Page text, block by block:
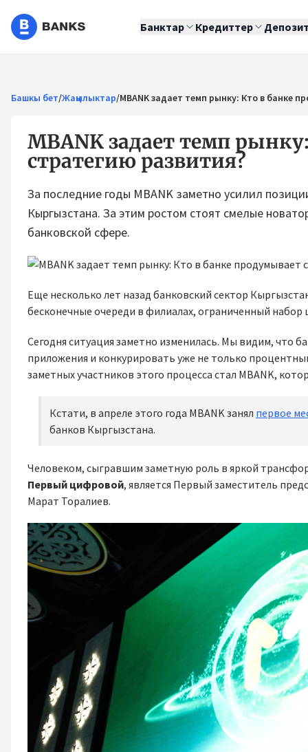
Банктар Кредиттер
Башкы бет/Жаңылыктар/MBANK задает темп рынку: Кто в банке
MBANK задает темп
стратегию развития?
За последние годы MBANK заметно усилил
Кыргызстана. За этим ростом стоят смелые
банковской сфере.
Еще несколько лет назад банковский сектор
бесконечные очереди в филиалах, ограниченный
Сегодня ситуация заметно изменилась. Мы видим, что
приложения и конкурировать уже не только
заметных участников этого процесса стал MBANK,
Кстати, в апреле этого года MBANK занял первое
банков Кыргызстана.
Человеком, сыгравшим заметную роль в яркой
Первый цифровой, является Первый заместитель
Марат Торалиев.